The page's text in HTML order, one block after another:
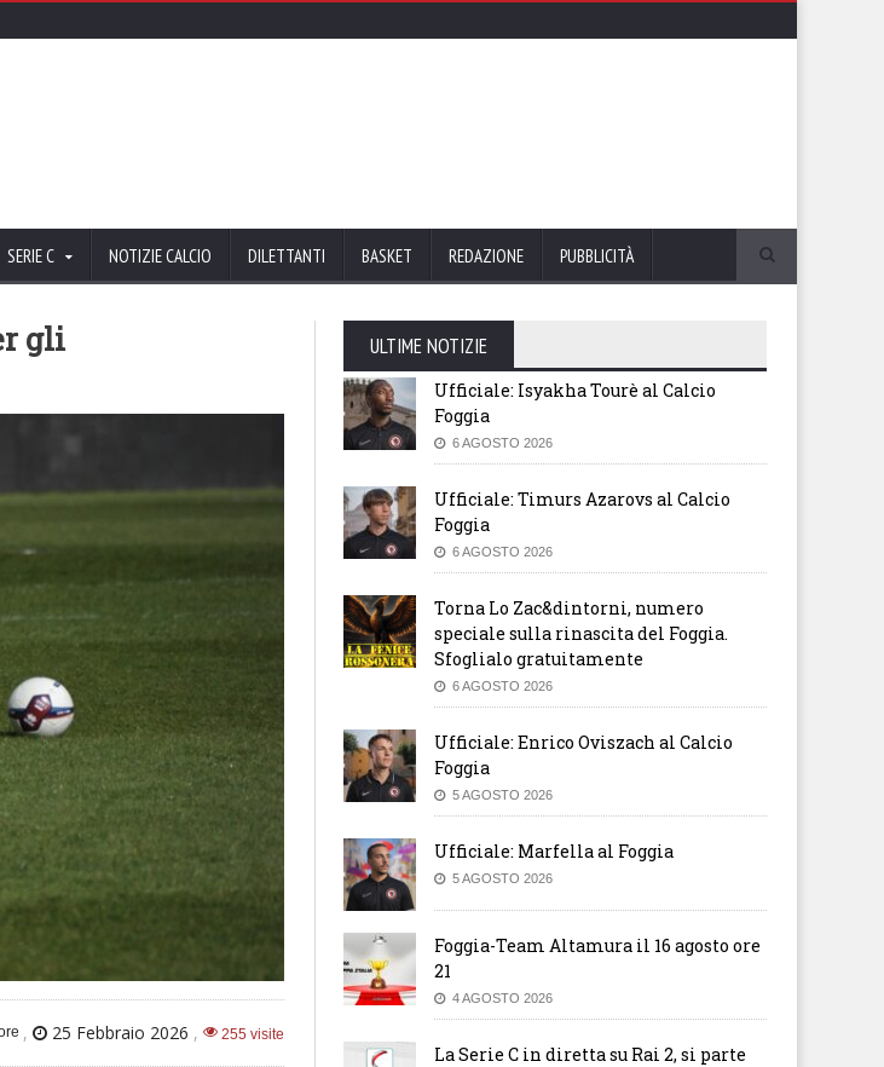
SERIE C NOTIZIE CALCIO DILETTANTI BASKET REDAZIONE PUBBLICITÀ
gli
, 25 Febbraio 2026 , 255 visite
ULTIME NOTIZIE
Ufficiale: Isyakha Tourè al Calcio
Foggia
6 AGOSTO 2026
Ufficiale: Timurs Azarovs al Calcio
Foggia
6 AGOSTO 2026
Torna Lo Zac&dintorni, numero
speciale sulla rinascita del Foggia.
Sfoglialo gratuitamente
6 AGOSTO 2026
Ufficiale: Enrico Oviszach al Calcio
Foggia
5 AGOSTO 2026
Ufficiale: Marfella al Foggia
5 AGOSTO 2026
Foggia-Team Altamura il 16 agosto ore
21
4 AGOSTO 2026
La Serie C in diretta su Rai 2, si parte